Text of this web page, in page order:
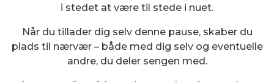
i stedet at være til stede i nuet.
Når du tillader dig selv denne pause, skaber du
plads til nærvær – både med dig selv og eventuelle
andre, du deler sengen med.